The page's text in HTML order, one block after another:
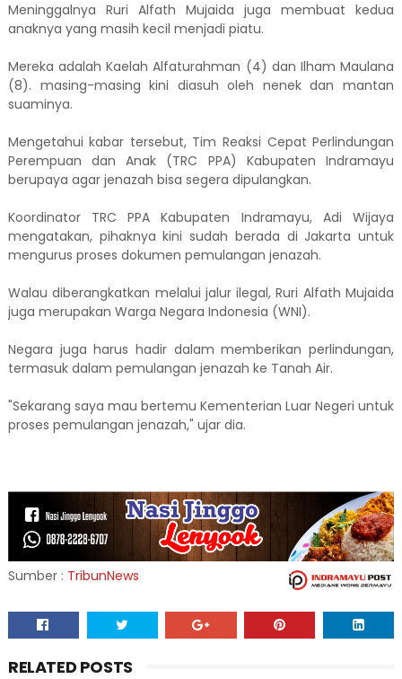
Meninggalnya Ruri Alfath Mujaida juga membuat kedua
anaknya yang masih kecil menjadi piatu.
Mereka adalah Kaelah Alfaturahman (4) dan Ilham Maulana
(8). masing-masing kini diasuh oleh nenek dan mantan
suaminya.
Mengetahui kabar tersebut, Tim Reaksi Cepat Perlindungan
Perempuan dan Anak (TRC PPA) Kabupaten Indramayu
berupaya agar jenazah bisa segera dipulangkan.
Koordinator TRC PPA Kabupaten Indramayu, Adi Wijaya
mengatakan, pihaknya kini sudah berada di Jakarta untuk
mengurus proses dokumen pemulangan jenazah.
Walau diberangkatkan melalui jalur ilegal, Ruri Alfath Mujaida
juga merupakan Warga Negara Indonesia (WNI).
Negara juga harus hadir dalam memberikan perlindungan,
termasuk dalam pemulangan jenazah ke Tanah Air.
"Sekarang saya mau bertemu Kementerian Luar Negeri untuk
proses pemulangan jenazah," ujar dia.
Sumber : TribunNews
RELATED POSTS